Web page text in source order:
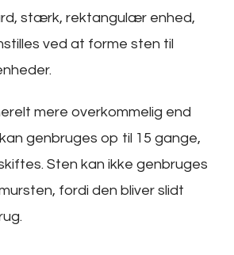
stærk, rektangulær enhed,
ved at forme sten til
mere overkommelig end
genbruges op til 15 gange,
Sten kan ikke genbruges
fordi den bliver slidt